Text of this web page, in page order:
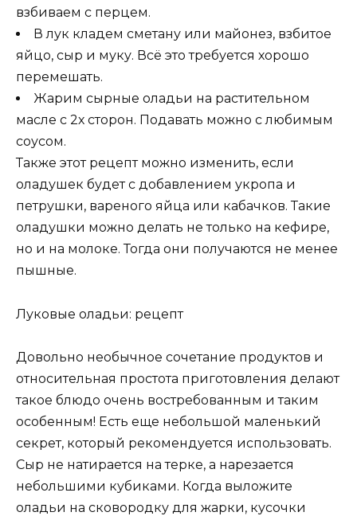
взбиваем с перцем.
В лук кладем сметану или майонез, взбитое
яйцо, сыр и муку. Всё это требуется хорошо
перемешать.
Жарим сырные оладьи на растительном
масле с 2х сторон. Подавать можно с любимым
соусом.
Также этот рецепт можно изменить, если
оладушек будет с добавлением укропа и
петрушки, вареного яйца или кабачков. Такие
оладушки можно делать не только на кефире,
но и на молоке. Тогда они получаются не менее
пышные.
Луковые оладьи: рецепт
Довольно необычное сочетание продуктов и
относительная простота приготовления делают
такое блюдо очень востребованным и таким
особенным! Есть еще небольшой маленький
секрет, который рекомендуется использовать.
Сыр не натирается на терке, а нарезается
небольшими кубиками. Когда выложите
оладьи на сковородку для жарки, кусочки